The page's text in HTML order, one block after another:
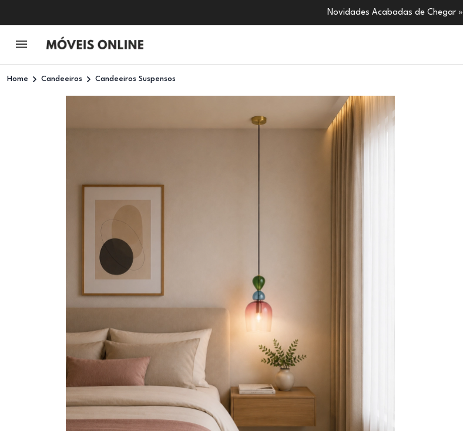
Novidades Acabadas de Chegar »
Home Candeeiros Candeeiros Suspensos